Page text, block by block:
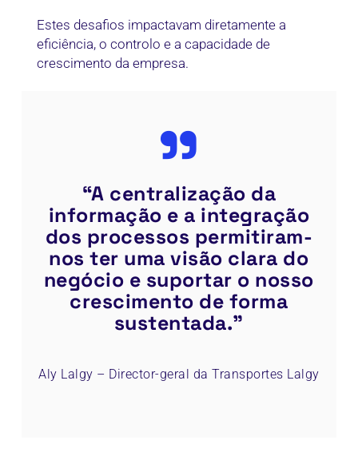
Estes desafios impactavam diretamente a
eficiência, o controlo e a capacidade de
crescimento da empresa.
”
“A centralização da
informação e a integração
dos processos permitiram-
nos ter uma visão clara do
negócio e suportar o nosso
crescimento de forma
sustentada.”
Aly Lalgy – Director-geral da Transportes Lalgy